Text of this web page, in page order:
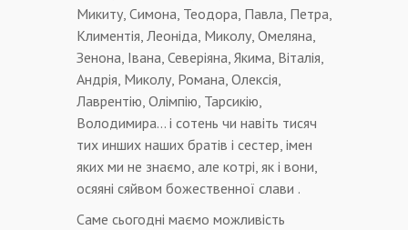
Микиту, Симона, Теодора, Павла, Петра,
Климентія, Леоніда, Миколу, Омеляна,
Зенона, Івана, Северіяна, Якима, Віталія,
Андрія, Миколу, Романа, Олексія,
Лаврентію, Олімпію, Тарсикію,
Володимира… і сотень чи навіть тисяч
тих инших наших братів і сестер, імен
яких ми не знаємо, але котрі, як і вони,
осяяні сяйвом божественної слави .
Саме сьогодні маємо можливість